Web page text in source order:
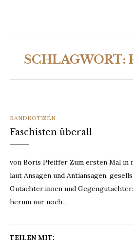
SCHLAGWORT:
CATEGORIES
RANDNOTIZEN
Faschisten überall
von Boris Pfeiffer Zum ersten Mal in
laut Ansagen und Antiansagen,
Gutachter:innen und
herum nur noch…
TEILEN MIT: